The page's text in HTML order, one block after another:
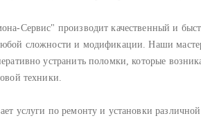
Сервис" производит качественный и
сложности и модификации. Наши
устранить поломки, которые
техники.
услуги по ремонту и установки